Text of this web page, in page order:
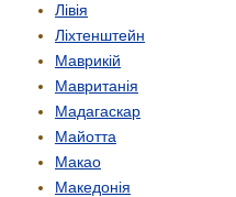
Лівія
Ліхтенштейн
Маврикій
Мавританія
Мадагаскар
Майотта
Макао
Македонія